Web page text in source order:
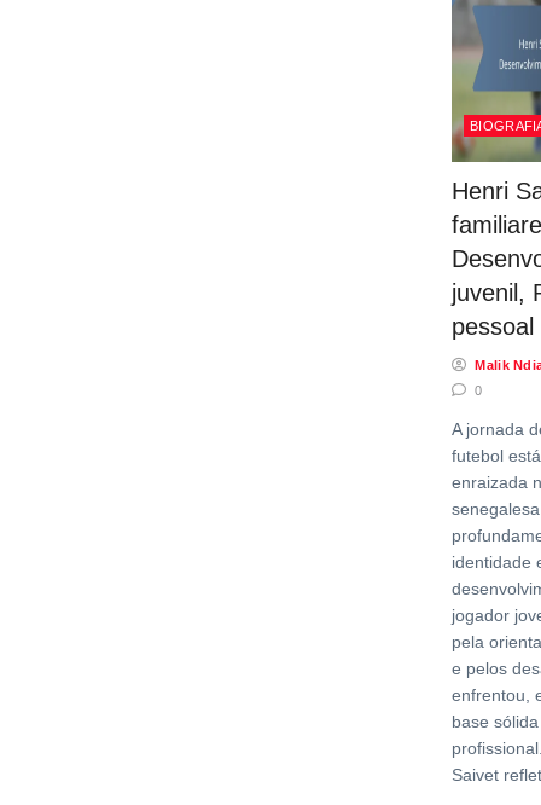
Henri
juvenil,
pessoal
Malik
0
A jornada
futebol
enraizada
identidade
jogador
pela
e pelos
enfrentou,
base
Saivet